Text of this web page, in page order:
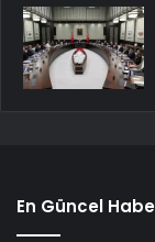
En Güncel